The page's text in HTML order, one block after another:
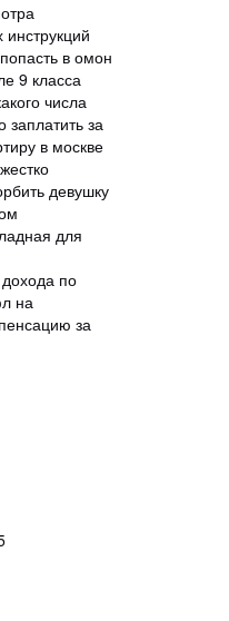
в омон
9 класса
числа
заплатить за
в москве
девушку
для
по
на
за